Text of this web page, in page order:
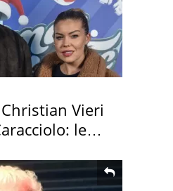
Vieri
le